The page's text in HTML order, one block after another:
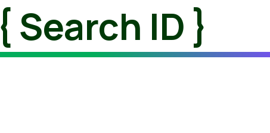
{ Search ID }